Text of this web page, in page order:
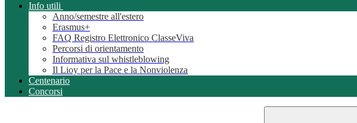
Info utili
Anno/semestre all'estero
Erasmus+
FAQ Registro Elettronico ClasseViva
Percorsi di orientamento
Informativa sul whistleblowing
Il Lioy per la Pace e la Nonviolenza
Centenario
Concorsi